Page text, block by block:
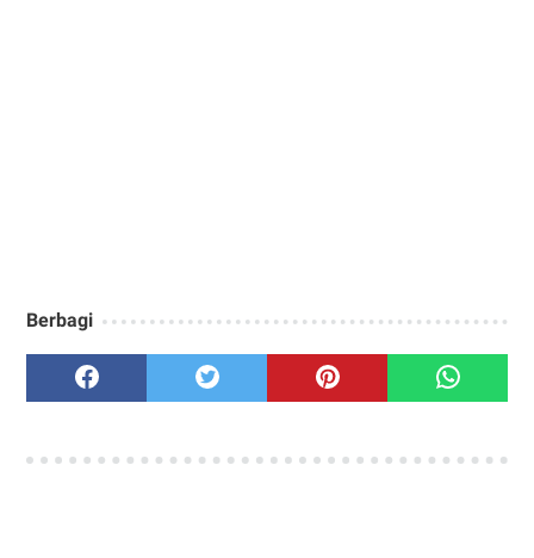
Berbagi